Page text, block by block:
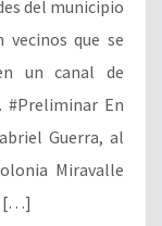
del municipio
vecinos que se
un canal de
#Preliminar En
Guerra, al
Miravalle
[…]